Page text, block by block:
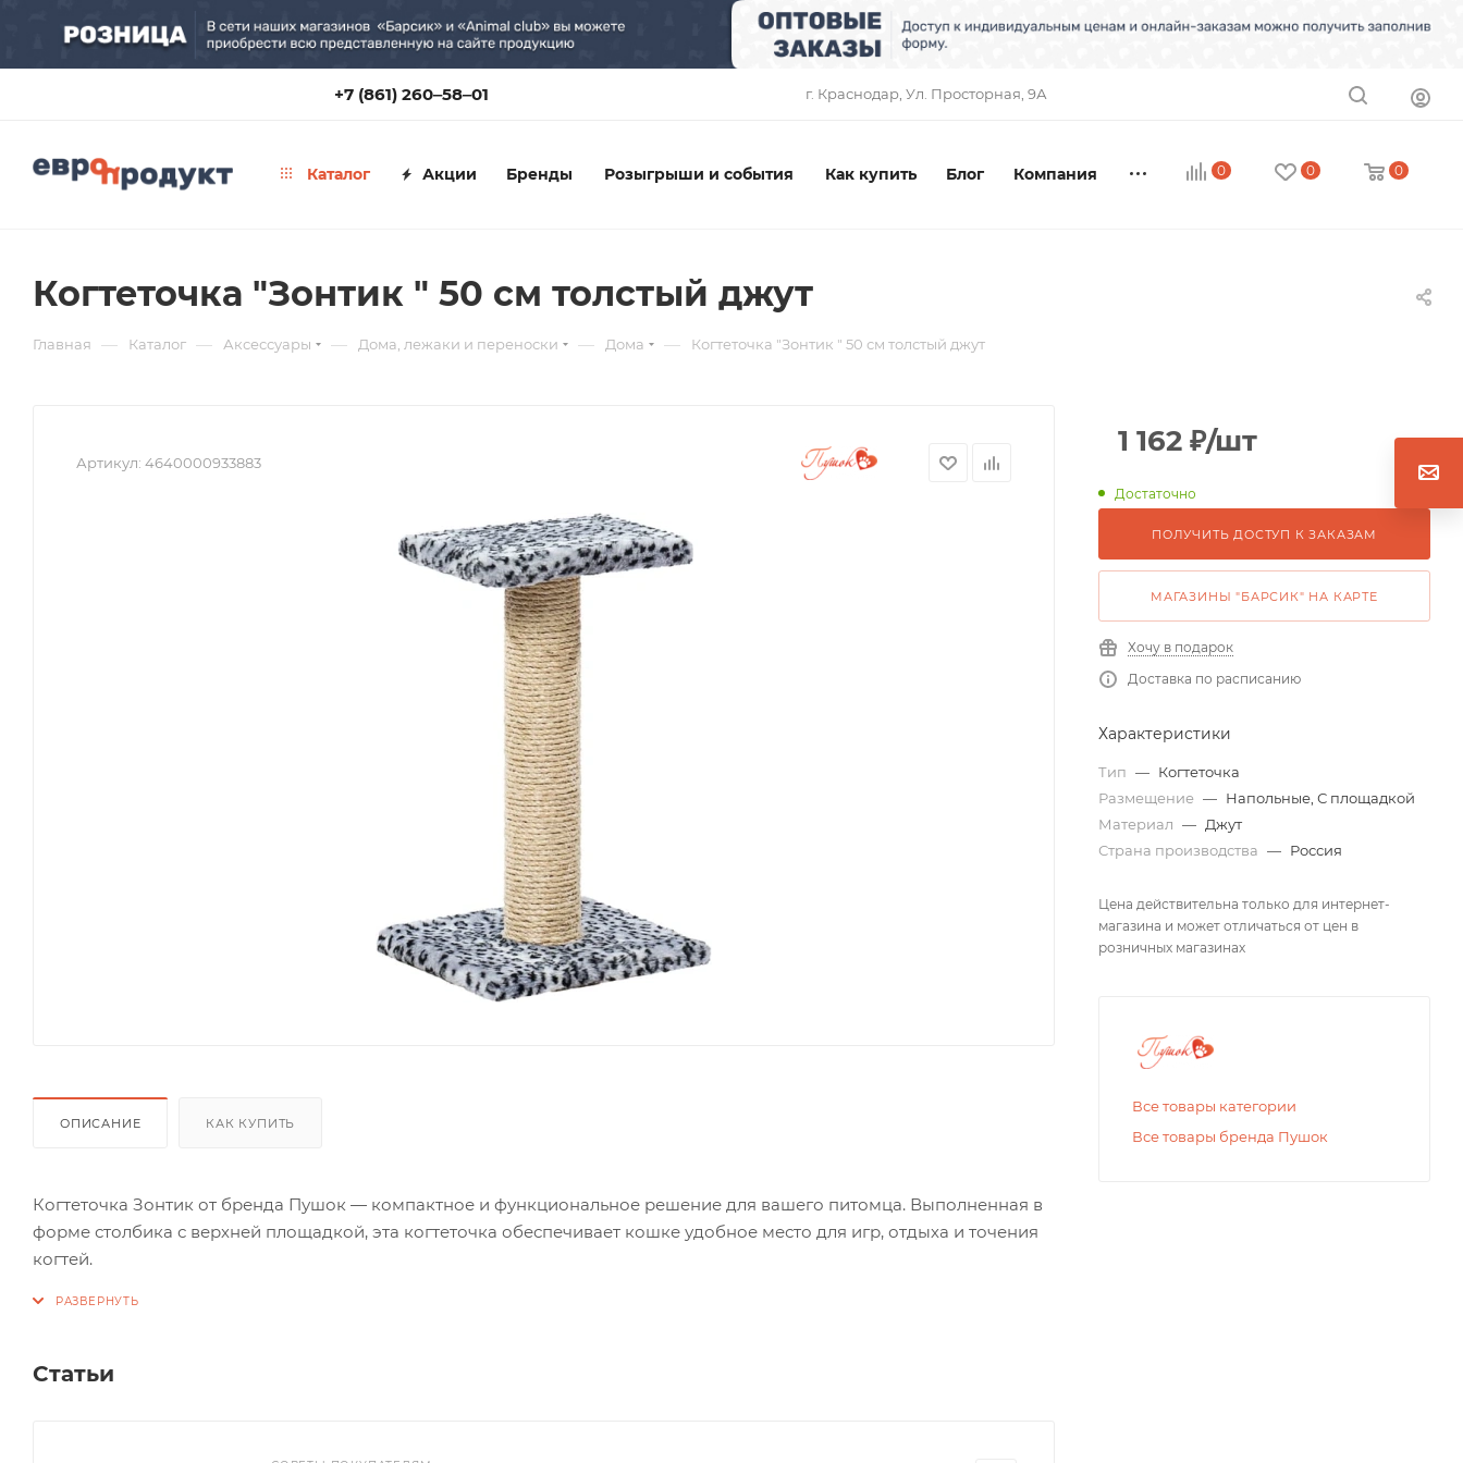
+7 (861) 260‒58‒01 г. Краснодар, ​Ул. Просторная, 9А
0 0 0
Каталог Акции Бренды Розыгрыши и события Как купить Блог Компания
Когтеточка "Зонтик " 50 см толстый джут
Главная — Каталог — Аксессуары — Дома, лежаки и переноски — Дома — Когтеточка "Зонтик " 50 см толстый джут
Артикул: 4640000933883
ОПИСАНИЕ КАК КУПИТЬ
Когтеточка Зонтик от бренда Пушок — компактное и функциональное решение для вашего питомца. Выполненная в
форме столбика с верхней площадкой, эта когтеточка обеспечивает кошке удобное место для игр, отдыха и точения
когтей.
Статьи
1 162 ₽/шт
Достаточно
ПОЛУЧИТЬ ДОСТУП К ЗАКАЗАМ
МАГАЗИНЫ "БАРСИК" НА КАРТЕ
Хочу в подарок
Доставка по расписанию
Характеристики
Тип — Когтеточка
Размещение — Напольные, С площадкой
Материал — Джут
Страна производства — Россия
Цена действительна только для интернет-
магазина и может отличаться от цен в
розничных магазинах
Все товары категории
Все товары бренда Пушок